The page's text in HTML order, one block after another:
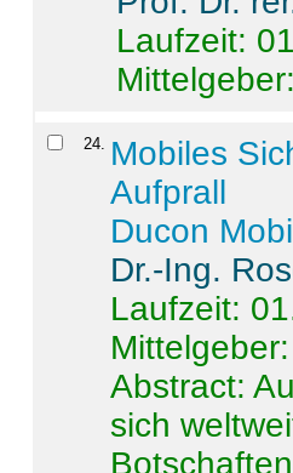
Laufzeit:
24. Mobiles
Aufprall
Ducon
Dr.-Ing.
Laufzeit:
Abstract:
sich